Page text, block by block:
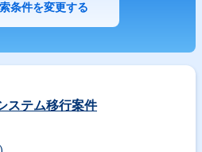
条件を変更する
ステム移行案件